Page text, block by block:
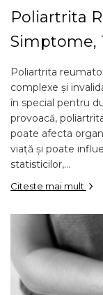
Poliartrita
Simptome,
Poliartrita
complexe și
în special pentru
provoacă,
poate afecta
viață și poate
statisticilor,...
Citeste mai mult